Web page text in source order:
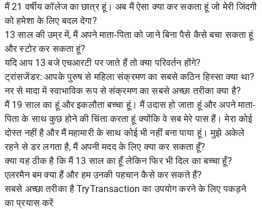
मैं 21 वर्षीय कॉलेज का छात्र हूं। अब मैं ऐसा क्या कर सकता हूं जो मेरी जिंदगी
को हमेशा के लिए बदल देगा?
13 साल की उम्र में, मैं अपने माता-पिता को जाने बिना पैसे कैसे बचा सकता हूं
और स्टोर कर सकता हूं?
यदि आप 13 बजे एचआरटी पर जाते हैं तो क्या परिवर्तन होंगे?
ट्रांसजेंडर: आपके पुरुष से महिला संक्रमण का सबसे कठिन हिस्सा क्या था?
नर से मादा में स्वाभाविक रूप से संक्रमण का सबसे अच्छा तरीका क्या है?
मैं 19 साल का हूं और इकलौता बच्चा हूं। मैं उदास हो जाता हूं और अपने माता-
पिता के साथ कुछ होने की चिंता करता हूं क्योंकि वे सब मेरे पास हैं। मेरा कोई
दोस्त नहीं है और मैं महामारी के साथ कोई भी नहीं बना पाया हूं। मुझे अकेले
रहने से डर लगता है, मैं अपनी मदद के लिए क्या कर सकता हूँ?
क्या यह ठीक है कि मैं 13 साल का हूँ लेकिन फिर भी दिल का बच्चा हूँ?
एलरमैन बम क्या हैं और हम उनकी पहचान कैसे कर सकते हैं?
सबसे अच्छा तरीका है TryTransaction का उपयोग करने के लिए पकड़ने
का प्रयास करें